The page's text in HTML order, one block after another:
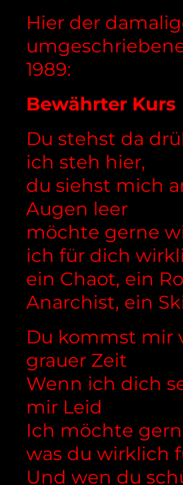
Hier der
1989:
Bewährter Kurs
Du stehst da
ich steh hier,
du siehst mich
Augen leer
möchte gerne
ich für dich
ein Chaot, ein
Anarchist, ein
Du kommst mir
grauer Zeit
Wenn ich dich
mir Leid
Ich möchte
was du wirklich
Und wen du